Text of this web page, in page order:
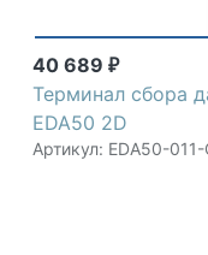
40 689 ₽
Терминал сбора
EDA50 2D
Артикул: EDA50-011-